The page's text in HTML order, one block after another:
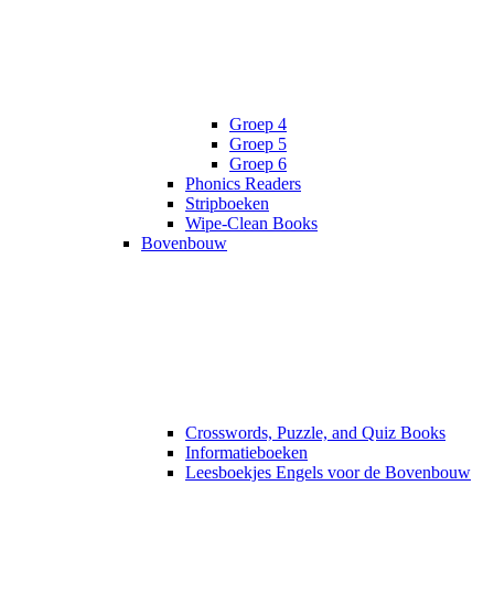
Groep 4
Groep 5
Groep 6
Phonics Readers
Stripboeken
Wipe-Clean Books
Bovenbouw
Crosswords, Puzzle, and Quiz Books
Informatieboeken
Leesboekjes Engels voor de Bovenbouw